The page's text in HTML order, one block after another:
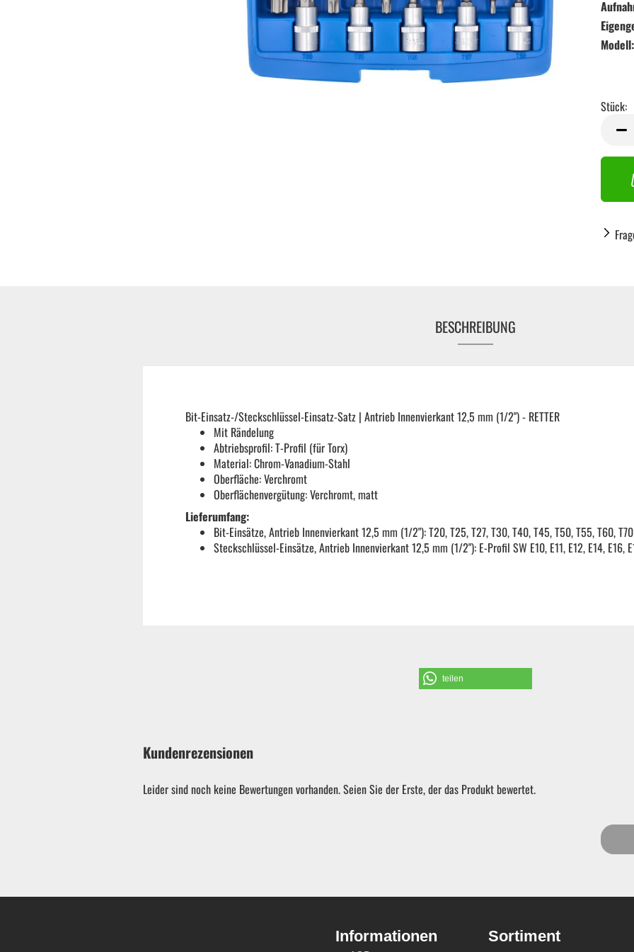
Gummiketten Minibagger
Zubehör und Hilfswerkzeug
Autoreinigung | Autopflege
KFZ Spezialwerkzeug
Garten & ATV-Quad anzeigen
Modell:
Stück:
Stück
BESCHREIBUNG
Bit-Einsatz-/Steckschlüssel-Einsatz-Satz | Antrieb Innenvierkant 12,5 mm (1/2") - RETTER
Mit Rändelung
Abtriebsprofil: T-Profil (für Torx)
Material: Chrom-Vanadium-Stahl
Oberfläche: Verchromt
Oberflächenvergütung: Verchromt, matt
Lieferumfang:
Bit-Einsätze, Antrieb Innenvierkant 12,5 mm (1/2"): T20, T25, T27, T30, T40, T45, T50, T55, T60, T70
Steckschlüssel-Einsätze, Antrieb Innenvierkant 12,5 mm (1/2"): E-Profil SW E10, E11, E12, E14, E16,
teilen
Kundenrezensionen
Leider sind noch keine Bewertungen vorhanden. Seien Sie der Erste, der das Produkt bewertet.
Sortiment